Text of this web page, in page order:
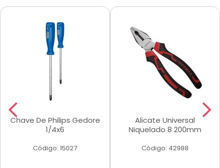
Chave De Philips Gedore
1/4x6
Código: 15027
Alicate Universal
Niquelado 8 200mm
Código: 42988